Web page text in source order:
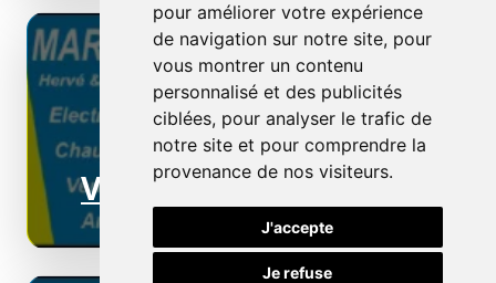
pour améliorer votre expérience
de navigation sur notre site, pour
vous montrer un contenu
personnalisé et des publicités
ciblées, pour analyser le trafic de
notre site et pour comprendre la
provenance de nos visiteurs.
J'accepte
Je refuse
Ventilation